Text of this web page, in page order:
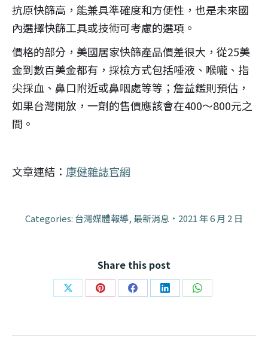
抗原快篩高，能兼具準確度和方便性，也是未來國
內選擇快篩工具或技術可考慮的選項。
價格的部分，美國居家快篩產品價差很大，從25美
金到數百美金都有，採檢方式包括唾液、喉嚨、指
尖採血、鼻口附近或鼻咽處等等；詹益鑑則預估，
如果台灣開放，一劑的售價應該會在400～800元之
間。
文章連結： 康健雜誌官網
Categories: 台灣媒體報導, 最新消息 2021 年 6 月 2 日
Share this post
Share
X
Share
Pinterest
Share
Facebook
Share
LinkedIn
Share
WhatsApp